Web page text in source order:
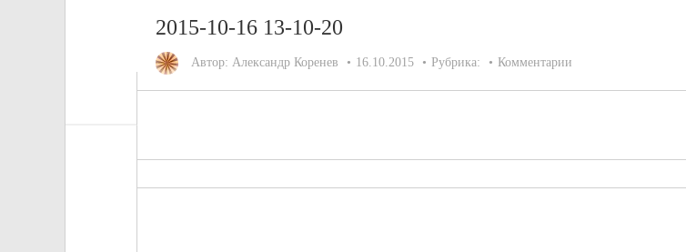
2015-10-16 13-10-20
Автор: Александр Коренев 16.10.2015 Рубрика: Комментарии